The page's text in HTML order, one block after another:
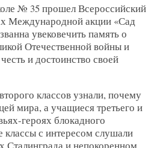
№ 35 прошел Всероссийский
Международной акции «Сад
увековечить память о
Отечественной войны и
и достоинство своей
классов узнали, почему
мира, а учащиеся третьего и
героях блокадного
с интересом слушали
Сталинграда и непокоренном